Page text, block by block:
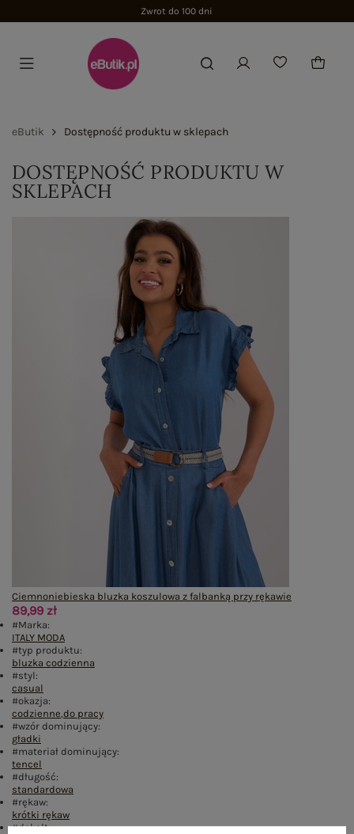
Zwrot do 100 dni
eButik Dostępność produktu w sklepach
DOSTĘPNOŚĆ PRODUKTU W
SKLEPACH
Ciemnoniebieska bluzka koszulowa z falbanką przy rękawie
89,99 zł
#Marka:
ITALY MODA
#typ produktu:
bluzka codzienna
#styl:
casual
#okazja:
codzienne,do pracy
#wzór dominujący:
gładki
#materiał dominujący:
tencel
#długość:
standardowa
#rękaw:
krótki rękaw
#dekolt: